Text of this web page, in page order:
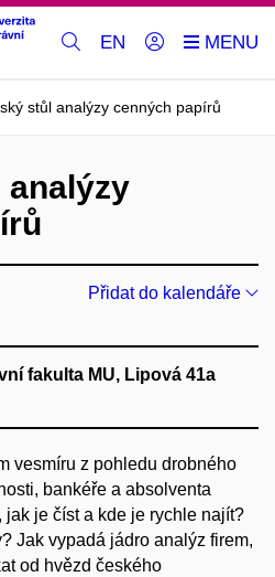
EN
stůl analýzy cenných papírů
analýzy
Přidat do kalendáře
fakulta MU, Lipová 41a
vesmíru z pohledu drobného
bankéře a absolventa
je číst a kde je rychle najít?
Jak vypadá jádro analýz firem,
od hvězd českého